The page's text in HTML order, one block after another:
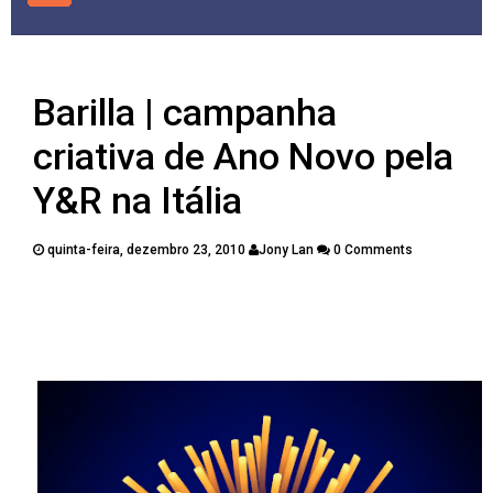
CONSULTORIA
ASSUNTOS
PUBLICAÇÕES
Barilla | campanha
criativa de Ano Novo pela
Y&R na Itália
quinta-feira, dezembro 23, 2010 Jony Lan 0 Comments